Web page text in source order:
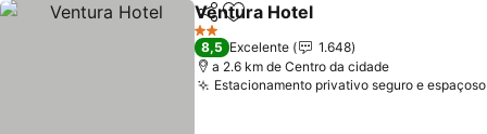
PartilharAdicionar aos favoritos
Ventura Hotel
2 Estrelas
8,5 Excelente
1.648
a 2.6 km de Centro da cidade
Estacionamento privativo seguro e espaçoso